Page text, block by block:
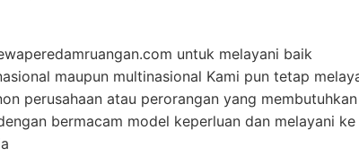
untuk melayani baik
maupun multinasional Kami pun tetap
perusahaan atau perorangan yang membutuhkan
bermacam model keperluan dan melayani ke